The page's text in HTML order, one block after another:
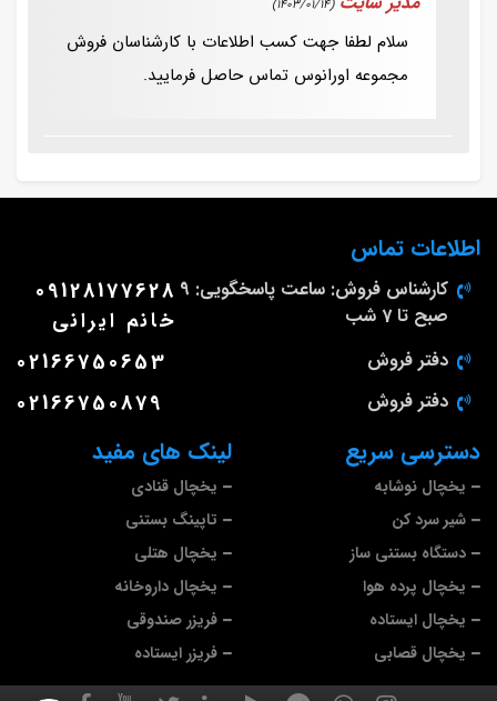
(1403/01/14)
سلام لطفا جهت کسب اطلاعات با کارشناسان فروش
مجموعه اورانوس تماس حاصل فرمایید.
لینک های مفید
یخچال قنادی
تاپینگ بستنی
یخچال هتلی
یخچال داروخانه
فریزر صندوقی
فریزر ایستاده
دسترسی سریع
یخچال نوشابه
شیر سرد کن
دستگاه بستنی ساز
یخچال پرده هوا
یخچال ایستاده
یخچال قصابی
اطلاعات تماس
کارشناس فروش: ساعت پاسخگویی: 9
صبح تا 7 شب
09128177628
خانم ایرانی
دفتر فروش 02166750653
دفتر فروش 02166750879